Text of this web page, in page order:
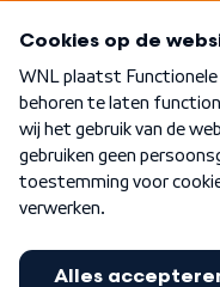
Nieuwsbrief
Word Lid